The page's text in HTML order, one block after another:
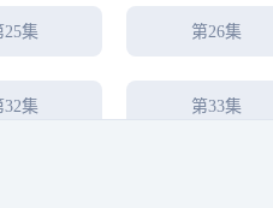
25集 第26集
32集 第33集